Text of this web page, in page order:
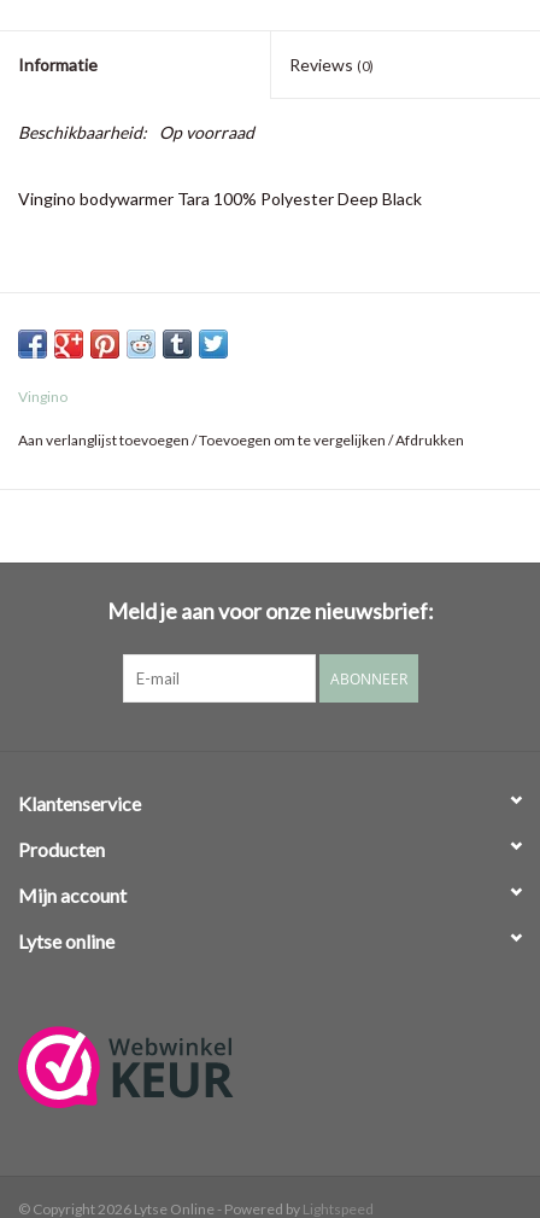
Informatie Reviews (0)
Beschikbaarheid: Op voorraad
Vingino bodywarmer Tara 100% Polyester Deep Black
Vingino
Aan verlanglijst toevoegen /Toevoegen om te vergelijken /Afdrukken
Meld je aan voor onze nieuwsbrief:
ABONNEER
Klantenservice
Producten
Mijn account
Lytse online
© Copyright 2026 Lytse Online - Powered by Lightspeed